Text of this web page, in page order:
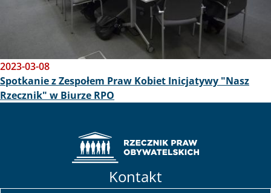
2023-03-08
Spotkanie z Zespołem Praw Kobiet Inicjatywy "Nasz
Rzecznik" w Biurze RPO
Kontakt